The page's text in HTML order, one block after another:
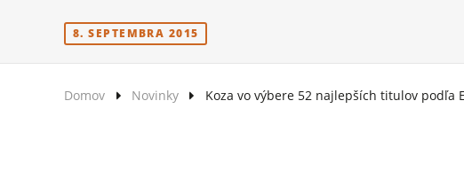
8. SEPTEMBRA 2015
Domov Novinky Koza vo výbere 52 najlepších titulov podľa